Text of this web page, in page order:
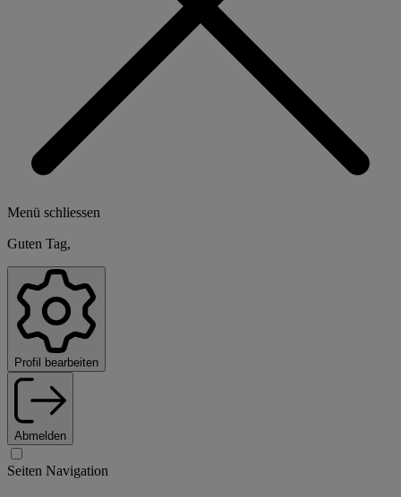
Menü schliessen
Guten Tag,
Profil bearbeiten
Abmelden
Seiten Navigation